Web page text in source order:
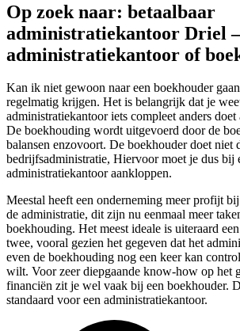
Op zoek naar: betaalbaar
administratiekantoor Driel –
administratiekantoor of
Kan ik niet gewoon naar een boekhouder
regelmatig krijgen. Het is belangrijk dat je
administratiekantoor iets compleet anders doet
De boekhouding wordt uitgevoerd door de
balansen enzovoort. De boekhouder doet niet
bedrijfsadministratie, Hiervoor moet je dus bij
administratiekantoor aankloppen.
Meestal heeft een onderneming meer profijt
de administratie, dit zijn nu eenmaal meer
boekhouding. Het meest ideale is uiteraard
twee, vooral gezien het gegeven dat het
even de boekhouding nog een keer kan
wilt. Voor zeer diepgaande know-how op het
financiën zit je wel vaak bij een boekhouder.
standaard voor een administratiekantoor.